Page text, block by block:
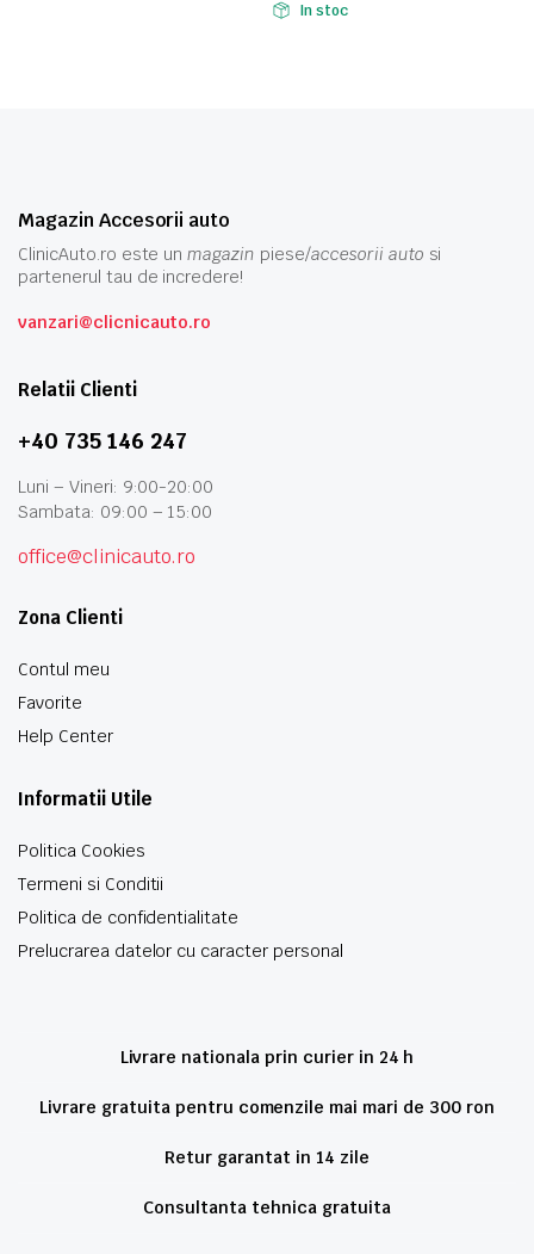
In stoc
Magazin Accesorii auto
ClinicAuto.ro este unmagazin piese/accesorii auto si
partenerul tau de incredere!
vanzari@clicnicauto.ro
Relatii Clienti
+40 735 146 247
Luni – Vineri: 9:00-20:00
Sambata: 09:00 – 15:00
office@clinicauto.ro
Zona Clienti
Contul meu
Favorite
Help Center
Informatii Utile
Politica Cookies
Termeni si Conditii
Politica de confidentialitate
Prelucrarea datelor cu caracter personal
Livrare nationala prin curier in 24 h
Livrare gratuita pentru comenzile mai mari de 300 ron
Retur garantat in 14 zile
Consultanta tehnica gratuita